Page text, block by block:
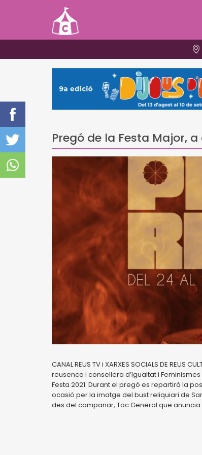
Pregó de la Festa Major,
CANAL REUS TV i XARXES SOCIALS DE
reusenca i consellera d’Igualtat i
Festa 2021. Durant el pregó es repartirà la
ocasió per la imatge del bust reliquiari de
des del campanar, Toc General que anuncia